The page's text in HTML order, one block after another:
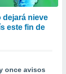
dejará nieve
este fin de
once avisos